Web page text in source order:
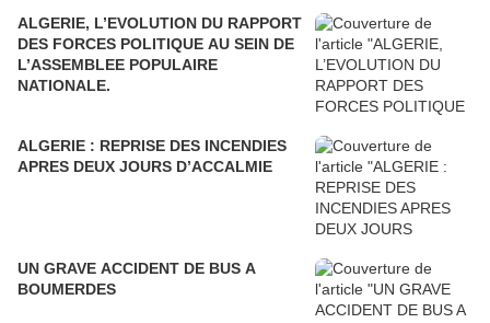
ALGERIE, L’EVOLUTION DU RAPPORT
DES FORCES POLITIQUE AU SEIN DE
L’ASSEMBLEE POPULAIRE
NATIONALE.
ALGERIE : REPRISE DES INCENDIES
APRES DEUX JOURS D’ACCALMIE
UN GRAVE ACCIDENT DE BUS A
BOUMERDES